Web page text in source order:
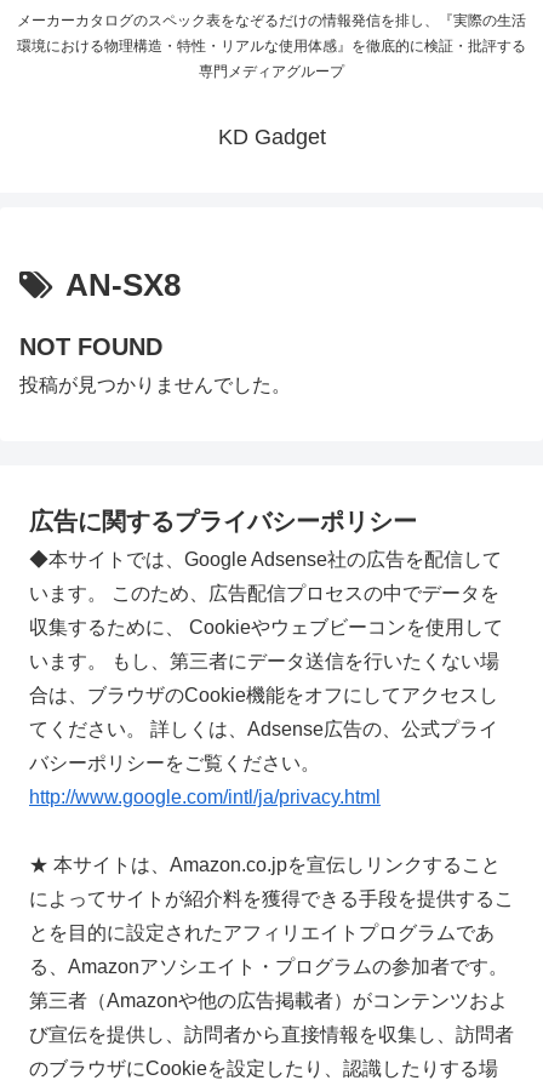
メーカーカタログのスペック表をなぞるだけの情報発信を排し、『実際の生活
環境における物理構造・特性・リアルな使用体感』を徹底的に検証・批評する
専門メディアグループ
KD Gadget
AN-SX8
NOT FOUND
投稿が見つかりませんでした。
広告に関するプライバシーポリシー
◆本サイトでは、Google Adsense社の広告を配信して
います。 このため、広告配信プロセスの中でデータを
収集するために、 Cookieやウェブビーコンを使用して
います。 もし、第三者にデータ送信を行いたくない場
合は、ブラウザのCookie機能をオフにしてアクセスし
てください。 詳しくは、Adsense広告の、公式プライ
バシーポリシーをご覧ください。
http://www.google.com/intl/ja/privacy.html
★ 本サイトは、Amazon.co.jpを宣伝しリンクすること
によってサイトが紹介料を獲得できる手段を提供するこ
とを目的に設定されたアフィリエイトプログラムであ
る、Amazonアソシエイト・プログラムの参加者です。
第三者（Amazonや他の広告掲載者）がコンテンツおよ
び宣伝を提供し、訪問者から直接情報を収集し、訪問者
のブラウザにCookieを設定したり、認識したりする場